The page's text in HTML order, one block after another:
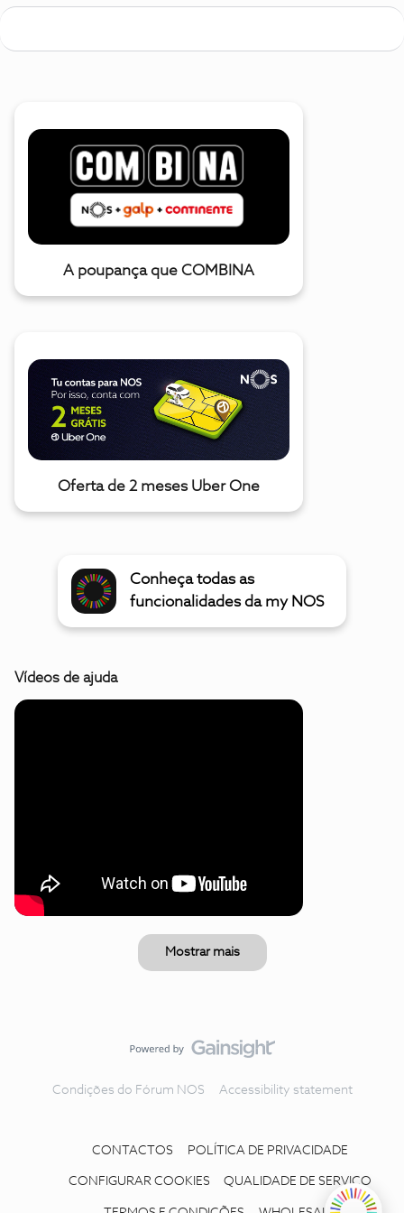
A poupança que COMBINA
Oferta de 2 meses Uber One
Conheça todas as
funcionalidades da my NOS
Vídeos de ajuda
Mostrar mais
Condições do Fórum NOS Accessibility statement
CONTACTOS POLÍTICA DE PRIVACIDADE
CONFIGURAR COOKIES QUALIDADE DE SERVIÇO